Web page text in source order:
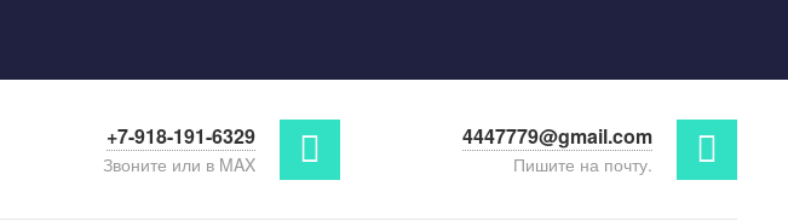
+7-918-191-6329
Звоните или в MAX
4447779@gmail.com
Пишите на почту.